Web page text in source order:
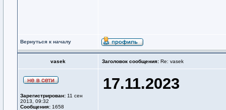
Вернуться к началу
vasek Заголовок сообщения: Re: vasek
Зарегистрирован: 11 сен
2013, 09:32
Сообщения: 1658
17.11.2023